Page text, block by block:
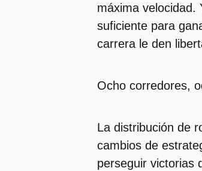
máxima velocidad.
suficiente para
carrera le den
Ocho corredores,
La distribución de
cambios de
perseguir victorias